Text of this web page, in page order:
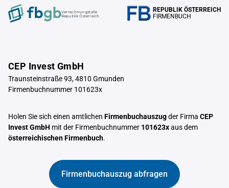
Verrechnungstelle
Republik Österreich
REPUBLIK ÖSTERREICH
FIRMENBUCH
CEP Invest GmbH
Traunsteinstraße 93, 4810 Gmunden
Firmenbuchnummer 101623x
Holen Sie sich einen amtlichen Firmenbuchauszugder Firma CEP
Invest GmbH mit der Firmenbuchnummer 101623xaus dem
österreichischen Firmenbuch.
Firmenbuchauszug abfragen